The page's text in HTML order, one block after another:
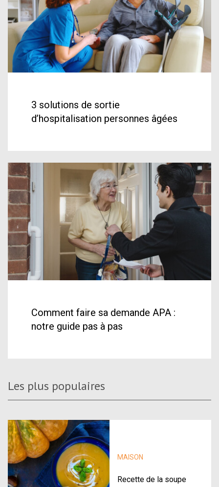
3 solutions de sortie
d’hospitalisation personnes âgées
Comment faire sa demande APA :
notre guide pas à pas
Les plus populaires
MAISON
Recette de la soupe